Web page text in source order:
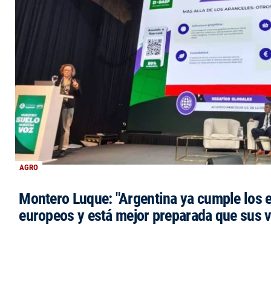
AGRO
Montero Luque: "Argentina ya cumple los
europeos y está mejor preparada que sus